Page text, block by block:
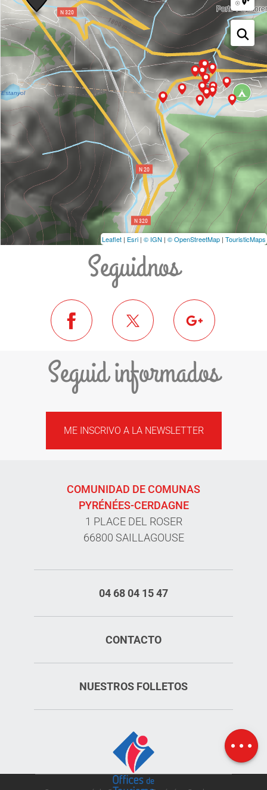
Mapa
Leaflet | Esri | © IGN | © OpenStreetMap | TouristicMaps
Seguidnos
Seguid informados
ME INSCRIVO A LA NEWSLETTER
COMUNIDAD DE COMUNAS
PYRÉNÉES-CERDAGNE
1 PLACE DEL ROSER
66800 SAILLAGOUSE
04 68 04 15 47
CONTACTO
NUESTROS FOLLETOS